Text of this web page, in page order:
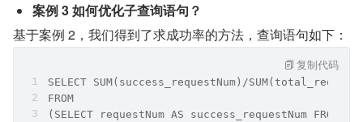
案例 3 如何优化子查询语句？
基于案例 2，我们得到了求成功率的方法，查询语句如下：
SELECT SUM(success_requestNum)/
FROM
(SELECT requestNum AS success_requestNum FROM
复制代码